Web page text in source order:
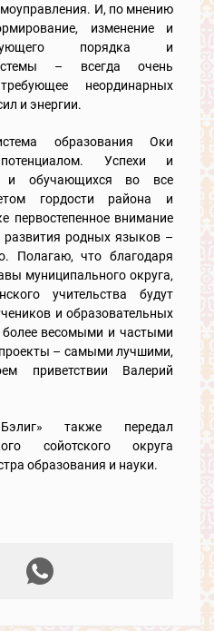
И, по мнению
изменение и
порядка и
– всегда очень
неординарных
и энергии.
образования Оки
Успехи и
и обучающихся во все
гордости района и
первостепенное внимание
родных языков –
Полагаю, что благодаря
муниципального округа,
учительства будут
и образовательных
более весомыми и частыми
– самыми лучшими,
приветствии Валерий
также передал
сойотского округа
образования и науки.